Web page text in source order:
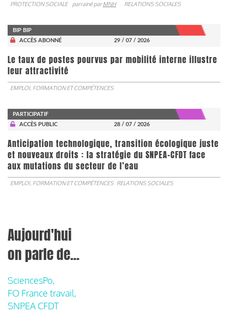
PROTECTION SOCIALE parrainé parMNH RELATIONS SOCIALES
BIP BIP
ACCÈS ABONNÉ
29 / 07 / 2026
Le taux de postes pourvus par mobilité interne illustre
leur attractivité
EMPLOI, FORMATION ET COMPÉTENCES
PARTICIPATIF
ACCÈS PUBLIC
28 / 07 / 2026
Anticipation technologique, transition écologique juste
et nouveaux droits : la stratégie du SNPEA-CFDT face
aux mutations du secteur de l’eau
EMPLOI, FORMATION ET COMPÉTENCES RELATIONS SOCIALES
Aujourd'hui
on parle de...
SciencesPo,
FO France travail,
SNPEA CFDT